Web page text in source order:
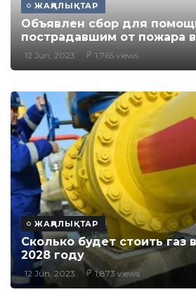
ЖАҢАЛЫҚТАР
Объявлен сбор для
пострадавшим от пожара
12 Jun, 2023 1,765 views
ЖАҢАЛЫҚТАР
Сколько будет стоить газ
2028 году
12 Jun, 2023 1,873 views